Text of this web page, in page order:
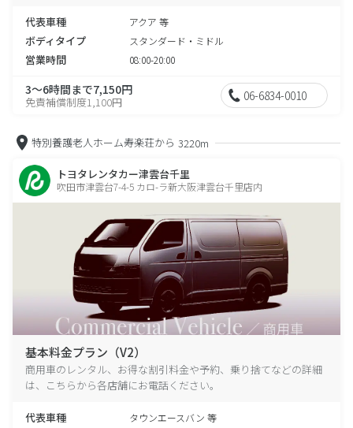
代表車種 アクア 等
ボディタイプ スタンダード・ミドル
営業時間 08:00-20:00
3～6時間まで7,150円
免責補償制度1,100円 06-6834-0010
特別養護老人ホーム寿楽荘から 3220m
トヨタレンタカー津雲台千里
吹田市津雲台7-4-5 カロ-ラ新大阪津雲台千里店内
基本料金プラン（V2）
商用車のレンタル、お得な割引料金や予約、乗り捨てなどの詳細
は、こちらから各店舗にお電話ください。
代表車種 タウンエースバン 等